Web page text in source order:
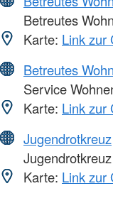
Betreutes
Karte: Link zur
Betreutes
Service
Karte: Link zur
Jugendrotkreuz
Jugendrotkreuz
Karte: Link zur